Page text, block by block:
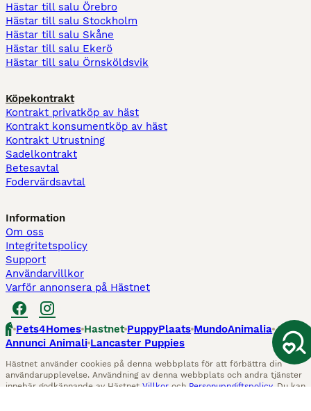
Hästar till salu Örebro
Hästar till salu Stockholm
Hästar till salu Skåne
Hästar till salu Ekerö
Hästar till salu Örnsköldsvik
Köpekontrakt
Kontrakt privatköp av häst
Kontrakt konsumentköp av häst
Kontrakt Utrustning
Sadelkontrakt
Betesavtal
Fodervärdsavtal
Information
Om oss
Integritetspolicy
Support
Användarvillkor
Varför annonsera på Hästnet
Pets4Homes Hastnet PuppyPlaats MundoAnimalia
Annunci Animali Lancaster Puppies
Hästnet använder cookies på denna webbplats för att förbättra din
användarupplevelse. Användning av denna webbplats och andra tjänster
innebär godkännande av Hästnet Villkor och Personuppgiftspolicy. Du kan